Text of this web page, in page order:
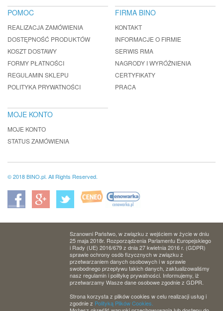
POMOC
REALIZACJA ZAMÓWIENIA
DOSTĘPNOŚĆ PRODUKTÓW
KOSZT DOSTAWY
FORMY PŁATNOŚCI
REGULAMIN SKLEPU
POLITYKA PRYWATNOŚCI
FIRMA BINO
KONTAKT
INFORMACJE O FIRMIE
SERWIS RMA
NAGRODY I WYRÓŻNIENIA
CERTYFIKATY
PRACA
MOJE KONTO
MOJE KONTO
STATUS ZAMÓWIENIA
© 2018 BINO.pl. All Rights Reserved.
Szanowni Państwo, w związku z wejściem w życie w dniu
25 maja 2018r. Rozporządzenia Parlamentu Europejskiego
i Rady (UE) 2016/679 z dnia 27 kwietnia 2016 r. (GDPR)
sprawie ochrony osób fizycznych w związku z
przetwarzaniem danych osobowych i w sprawie
swobodnego przepływu takich danych, zaktualizowaliśmy
nasz regulamin i politykę prywatności. Informujemy, iż
przetwarzamy Wasze dane osobowe zgodnie z GDPR.
Strona korzysta z plików cookies w celu realizacji usług i
zgodnie z Polityką Plików Cookies.